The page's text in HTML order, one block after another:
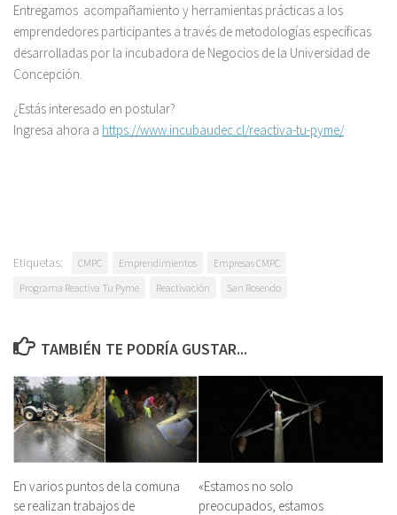
Entregamos acompañamiento y herramientas prácticas a los
emprendedores participantes a través de metodologías específicas
desarrolladas por la incubadora de Negocios de la Universidad de
Concepción.
¿Estás interesado en postular?
Ingresa ahora a https://www.incubaudec.cl/reactiva-tu-pyme/
Etiquetas: CMPC Emprendimientos
Empresas CMPC
Programa Reactiva Tu Pyme
Reactivación San Rosendo
TAMBIÉN TE PODRÍA GUSTAR...
En varios puntos de la comuna
se realizan trabajos de
«Estamos no solo
preocupados, estamos